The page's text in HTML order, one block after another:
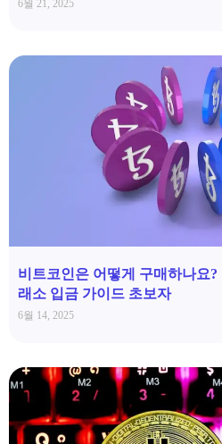
6월 21, 2025
비트코인은 어떻게 구매하나요
래소 입금 가이드 초보자
6월 14, 2025